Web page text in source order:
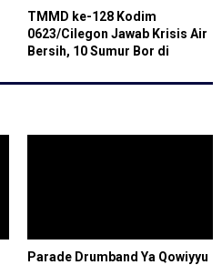
TMMD ke-128 Kodim
0623/Cilegon Jawab Krisis Air
Bersih, 10 Sumur Bor di
Parade Drumband Ya Qowiyyu